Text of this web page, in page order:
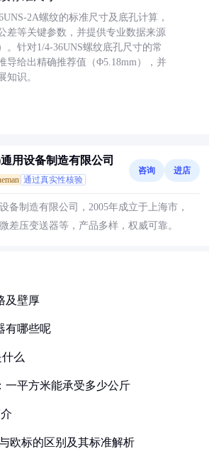
2A螺纹的标准尺寸及底孔计算，
差等关键参数，并提供专业数据来源
。针对1/4-36UNS螺纹底孔尺寸的常
导给出精确推荐值（Φ5.18mm），并
知识。
用设备制造有限公司
通过真实性核验
咨询 进店
备制造有限公司，2005年成立于上海市，
差压变送器等，产品多样，权威可靠。
及壁厚
有哪些呢
么
一平方米能承受多少公斤
欧标的区别及其标准解析